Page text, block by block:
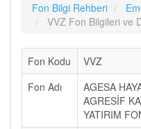
Fon Bilgi Rehberi
VVZ Fon Bilgileri ve
Fon Kodu
VVZ
Fon Adı
AGESA
AGRESİF
YATIRIM